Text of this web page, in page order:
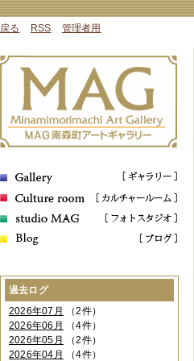
戻る RSS 管理者用
過去ログ
2026年07月
（2件）
2026年06月
（4件）
2026年05月
（2件）
2026年04月
（4件）